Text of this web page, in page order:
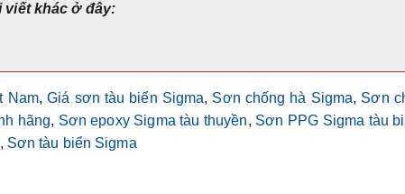
viết khác ở đây:
Nam,Giá sơn tàu biển Sigma, Sơn chống hà Sigma, Sơn
hãng, Sơn epoxy Sigma tàu thuyền, Sơn PPG Sigma tàu
, Sơn tàu biển Sigma